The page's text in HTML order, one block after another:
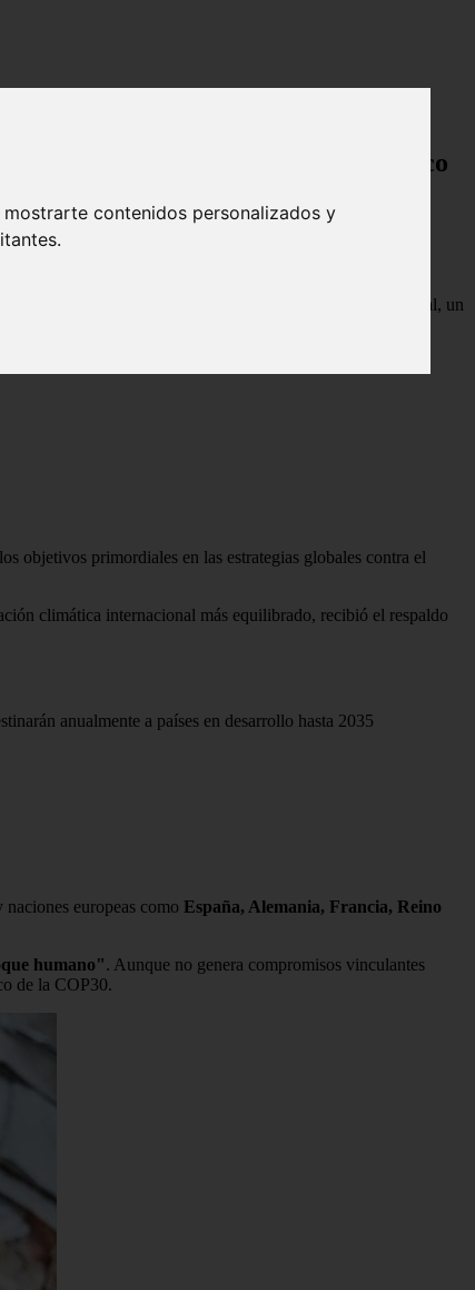
contenidos personalizados y
la pobreza y el cambio climático
temperatura global en comparación con la era preindustrial, un
objetivos primordiales en las estrategias globales contra el
climática internacional más equilibrado, recibió el respaldo
anualmente a países en desarrollo hasta 2035
naciones europeas como España, Alemania, Francia, Reino
humano". Aunque no genera compromisos vinculantes
de la COP30.